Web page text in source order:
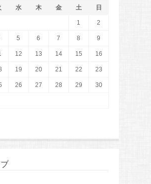
水 木 金 土 日
1 2
5 6 7 8 9
12 13 14 15 16
19 20 21 22 23
26 27 28 29 30